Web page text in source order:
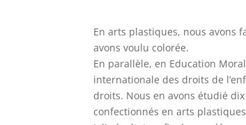
En arts plastiques, nous avons
avons voulu colorée.
En parallèle, en Education
internationale des droits de
droits. Nous en avons étudié
confectionnés en arts